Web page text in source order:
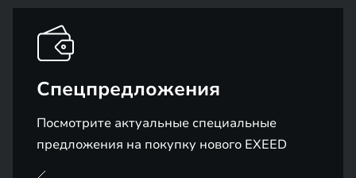
Спецпредложения
Посмотрите актуальные специальные
предложения на покупку нового EXEED